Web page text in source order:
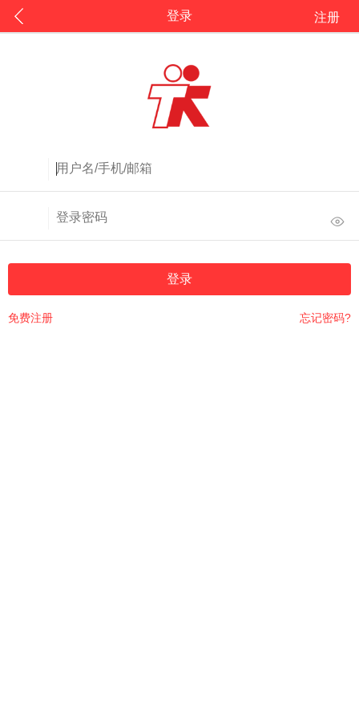
登录 注册
登录
免费注册 忘记密码?